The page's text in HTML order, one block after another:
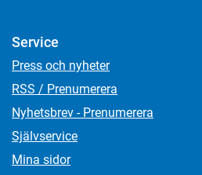
Service
Press och nyheter
RSS / Prenumerera
Nyhetsbrev - Prenumerera
Självservice
Mina sidor